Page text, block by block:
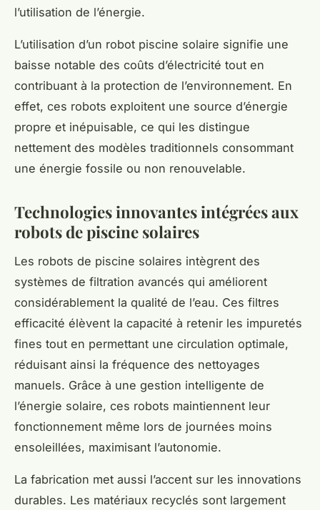
l’utilisation de l’énergie.
L’utilisation d’un robot piscine solaire signifie une
baisse notable des coûts d’électricité tout en
contribuant à la protection de l’environnement. En
effet, ces robots exploitent une source d’énergie
propre et inépuisable, ce qui les distingue
nettement des modèles traditionnels consommant
une énergie fossile ou non renouvelable.
Technologies innovantes intégrées aux
robots de piscine solaires
Les robots de piscine solaires intègrent des
systèmes de filtration avancés qui améliorent
considérablement la qualité de l’eau. Ces filtres
efficacité élèvent la capacité à retenir les impuretés
fines tout en permettant une circulation optimale,
réduisant ainsi la fréquence des nettoyages
manuels. Grâce à une gestion intelligente de
l’énergie solaire, ces robots maintiennent leur
fonctionnement même lors de journées moins
ensoleillées, maximisant l’autonomie.
La fabrication met aussi l’accent sur les innovations
durables. Les matériaux recyclés sont largement